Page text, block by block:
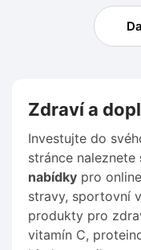
Zdraví a
Investujte do
stránce naleznete
nabídky pro
stravy, sportovní
produkty pro
vitamín C,